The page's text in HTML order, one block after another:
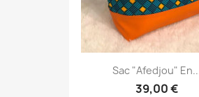
Sac "Afedjou" En...
39,00 €